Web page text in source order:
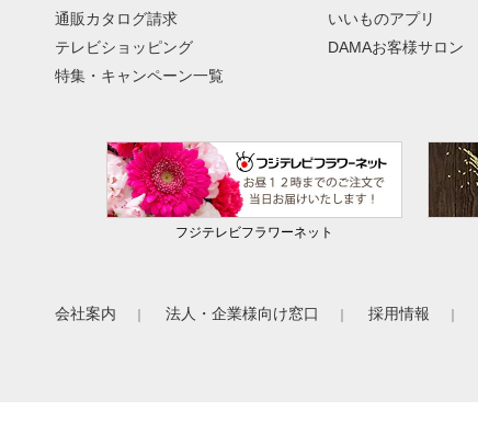
通販カタログ請求
テレビショッピング
特集・キャンペーン一覧
いいものアプリ
DAMAお客様サロン
フジテレビフラワーネット
会社案内 ｜ 法人・企業様向け窓口 ｜ 採用情報 ｜